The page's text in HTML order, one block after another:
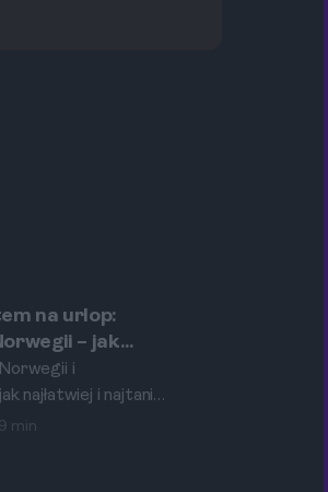
na urlop:
– jak
i tanie
i
najłatwiej i najtaniej
Ten
pomoże Ci
9 min